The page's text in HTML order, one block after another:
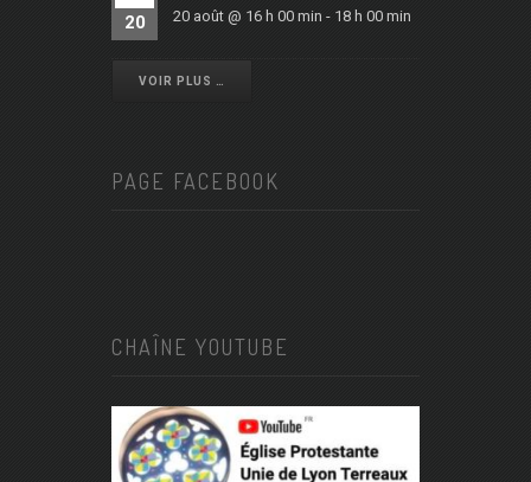
20 20 août @ 16 h 00 min - 18 h 00 min
VOIR PLUS …
PAGE FACEBOOK
CHAÎNE YOUTUBE